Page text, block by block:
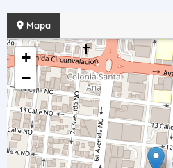
Mapa
+
−